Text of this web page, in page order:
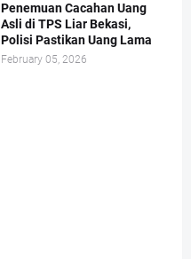
Penemuan Cacahan Uang
Asli di TPS Liar Bekasi,
Polisi Pastikan Uang Lama
February 05, 2026